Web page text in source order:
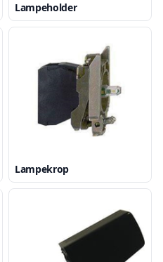
Lampeholder
Lampekrop